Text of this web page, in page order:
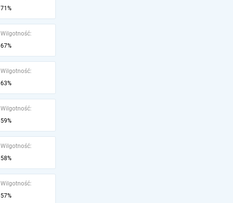
71%
Wilgotność:
67%
Wilgotność:
63%
Wilgotność:
59%
Wilgotność:
58%
Wilgotność:
57%